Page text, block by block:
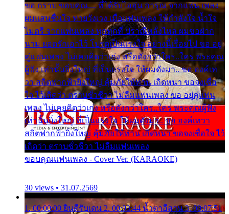
ขอ กราบ ขอบคุณ.... ที่ได้รับไออุ่น การุณ จากแฟน เพลง
ผมแสนชื่นใจ หายวังเวง เมื่อแฟนเพลง ให้กำลังใจ น้ำใจ
ไมตรี จากแฟนเพลง ทุกทุกที่ ปราณีหลั่งไหล ผมขอฝาก
นาม ยอดรักเอาไว้ โปรดเป็นแรงใจ อย่างนี้เรื่อยไป ขอ อยู่
คู่แฟนเพลง ไม่เคยคิดว่าเก่ง หรือดังกว่าใคร..ใคร พระคุณ
ผู้ฟัง เท่านั้นยิ่งใหญ่ ที่เป็นแรงใจ ให้ผมดังมา.. ขอ องค์เท
วา สถิตฟากฟ้ายิ่งใหญ่ คุ้มภัยให้ท่าน เถิดหนา ขอจงเชื่อ
ใจ ไว้เถิดว่า ตราบชั่วชีวา ไม่ลืมแฟนเพลง ขอ อยู่คู่แฟน
เพลง ไม่เคยคิดว่าเก่ง หรือดังกว่าใคร..ใคร พระคุณผู้ฟัง
เท่านั้นยิ่งใหญ่ ที่เป็นแรงใจ ให้ผมดังมา.. ขอ องค์เทวา
สถิตฟากฟ้ายิ่งใหญ่ คุ้มภัยให้ท่าน เถิดหนา ขอจงเชื่อใจ ไว้
เถิดว่า ตราบชั่วชีวา ไม่ลืมแฟนเพลง
ขอบคุณแฟนเพลง - Cover Ver. (KARAOKE)
30 views • 31.07.2569
1. 00:00:00 ยินดีรับเดน 2. 00:03:44 น้ำตาอีสาน 3. 00:07:51